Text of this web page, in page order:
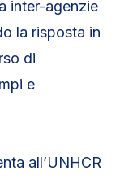
inter-agenzie
la risposta in
di
e
all’UNHCR